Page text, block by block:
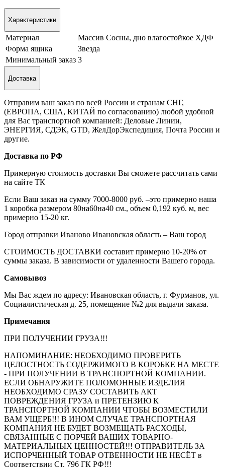
Характеристики
Материал
Массив Сосны, дно влагостойкое ХДФ
Форма ящика
Звезда
Минимальный заказ 3
Доставка
Отправим ваш заказ по всей России и странам СНГ,
(ЕВРОПА, США, КИТАЙ по согласованию) любой удобной
для Вас транспортной компанией: Деловые Линии,
ЭНЕРГИЯ, СДЭК, GTD, ЖелДорЭкспедиция, Почта России и
другие.
Доставка по РФ
Примерную стоимость доставки Вы сможете рассчитать сами
на сайте ТК
Если Ваш заказ на сумму 7000-8000 руб. –это примерно наша
1 коробка размером 80на60на40 см., объем 0,192 куб. м, вес
примерно 15-20 кг.
Город отправки Иваново Ивановская область – Ваш город
СТОИМОСТЬ ДОСТАВКИ составит примерно 10-20% от
суммы заказа. В зависимости от удаленности Вашего города.
Самовывоз
Мы Вас ждем по адресу: Ивановская область, г. Фурманов, ул.
Социалистическая д. 25, помещение №2 для выдачи заказа.
Примечания
ПРИ ПОЛУЧЕНИИ ГРУЗА!!!
НАПОМИНАНИЕ: НЕОБХОДИМО ПРОВЕРИТЬ
ЦЕЛОСТНОСТЬ СОДЕРЖИМОГО В КОРОБКЕ НА МЕСТЕ
- ПРИ ПОЛУЧЕНИИ В ТРАНСПОРТНОЙ КОМПАНИИ.
ЕСЛИ ОБНАРУЖИТЕ ПОЛОМОННЫЕ ИЗДЕЛИЯ
НЕОБХОДИМО СРАЗУ СОСТАВИТЬ АКТ
ПОВРЕЖДЕНИЯ ГРУЗА и ПРЕТЕНЗИЮ К
ТРАНСПОРТНОЙ КОМПАНИИ ЧТОБЫ ВОЗМЕСТИЛИ
ВАМ УЩЕРБ!!! В ИНОМ СЛУЧАЕ ТРАНСПОРТНАЯ
КОМПАНИЯ НЕ БУДЕТ ВОЗМЕЩАТЬ РАСХОДЫ,
СВЯЗАННЫЕ С ПОРЧЕЙ ВАШИХ ТОВАРНО-
МАТЕРИАЛЬНЫХ ЦЕННОСТЕЙ!!! ОТПРАВИТЕЛЬ ЗА
ИСПОРЧЕННЫЙ ТОВАР ОТВЕННОСТИ НЕ НЕСЁТ в
Соответствии Ст. 796 ГК РФ!!!